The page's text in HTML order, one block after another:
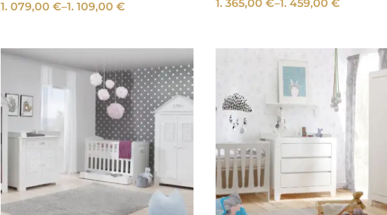
1. 079,00 €–1. 109,00 € 1. 365,00 €–1. 459,00 €